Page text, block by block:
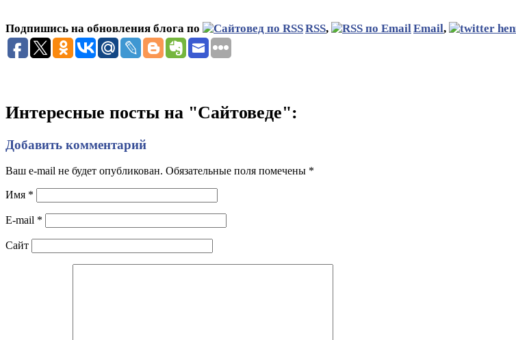
Подпишись на обновления блога по RSS, Email,
Интересные посты на "Сайтоведе":
Добавить комментарий
Ваш e-mail не будет опубликован. Обязательные поля помечены *
Имя *
E-mail *
Сайт